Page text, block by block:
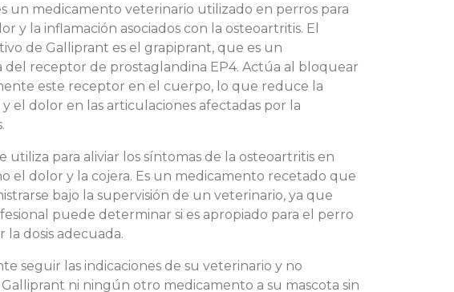
un medicamento veterinario utilizado en perros para
y la inflamación asociados con la osteoartritis. El
de Galliprant es el grapiprant, que es un
del receptor de prostaglandina EP4. Actúa al bloquear
este receptor en el cuerpo, lo que reduce la
el dolor en las articulaciones afectadas por la
utiliza para aliviar los síntomas de la osteoartritis en
el dolor y la cojera. Es un medicamento recetado que
bajo la supervisión de un veterinario, ya que
puede determinar si es apropiado para el perro
la dosis adecuada.
seguir las indicaciones de su veterinario y no
ni ningún otro medicamento a su mascota sin